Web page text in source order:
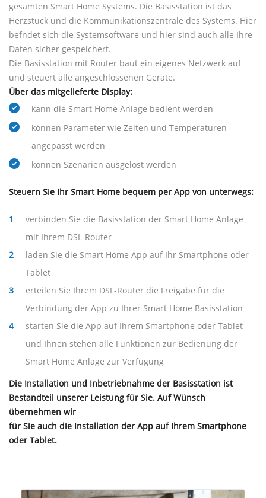
gesamten Smart Home Systems. Die Basisstation ist das
Herzstück und die Kommunikationszentrale des Systems. Hier
befndet sich die Systemsoftware und hier sind auch alle Ihre
Daten sicher gespeichert.
Die Basisstation mit Router baut ein eigenes Netzwerk auf
und steuert alle angeschlossenen Geräte.
Über das mitgelieferte Display:
kann die Smart Home Anlage bedient werden
können Parameter wie Zeiten und Temperaturen
angepasst werden
können Szenarien ausgelöst werden
Steuern Sie Ihr Smart Home bequem per App von unterwegs:
verbinden Sie die Basisstation der Smart Home Anlage
mit Ihrem DSL-Router
laden Sie die Smart Home App auf Ihr Smartphone oder
Tablet
erteilen Sie Ihrem DSL-Router die Freigabe für die
Verbindung der App zu Ihrer Smart Home Basisstation
starten Sie die App auf Ihrem Smartphone oder Tablet
und Ihnen stehen alle Funktionen zur Bedienung der
Smart Home Anlage zur Verfügung
Die Installation und Inbetriebnahme der Basisstation ist
Bestandteil unserer Leistung für Sie. Auf Wünsch
übernehmen wir
für Sie auch die Installation der App auf Ihrem Smartphone
oder Tablet.